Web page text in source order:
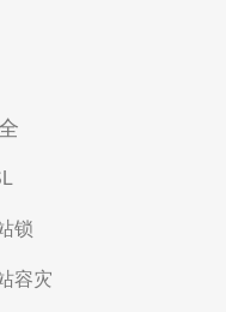
锁
容灾